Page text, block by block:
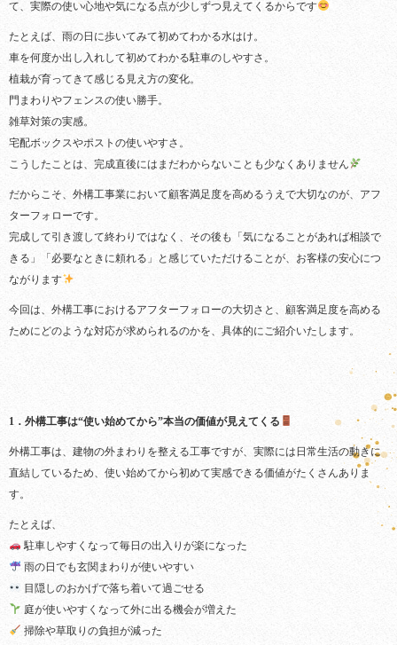
て、実際の使い心地や気になる点が少しずつ見えてくるからです
たとえば、雨の日に歩いてみて初めてわかる水はけ。
車を何度か出し入れして初めてわかる駐車のしやすさ。
植栽が育ってきて感じる見え方の変化。
門まわりやフェンスの使い勝手。
雑草対策の実感。
宅配ボックスやポストの使いやすさ。
こうしたことは、完成直後にはまだわからないことも少なくありません
だからこそ、外構工事業において顧客満足度を高めるうえで大切なのが、アフ
ターフォローです。
完成して引き渡して終わりではなく、その後も「気になることがあれば相談で
きる」「必要なときに頼れる」と感じていただけることが、お客様の安心につ
ながります
今回は、外構工事におけるアフターフォローの大切さと、顧客満足度を高める
ためにどのような対応が求められるのかを、具体的にご紹介いたします。
1．外構工事は“使い始めてから”本当の価値が見えてくる
外構工事は、建物の外まわりを整える工事ですが、実際には日常生活の動きに
直結しているため、使い始めてから初めて実感できる価値がたくさんありま
す。
たとえば、
駐車しやすくなって毎日の出入りが楽になった
雨の日でも玄関まわりが使いやすい
目隠しのおかげで落ち着いて過ごせる
庭が使いやすくなって外に出る機会が増えた
掃除や草取りの負担が減った